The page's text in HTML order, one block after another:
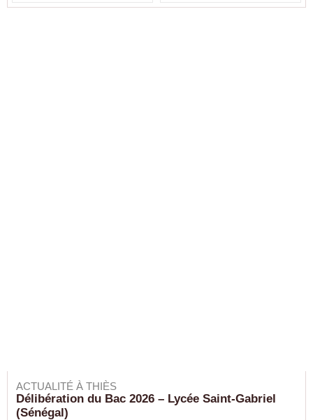
ACTUALITÉ À THIÈS
Délibération du Bac 2026 – Lycée Saint-Gabriel
(Sénégal)